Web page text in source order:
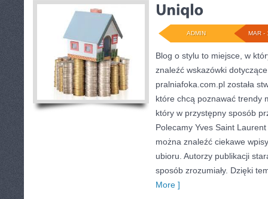
MAR -
ADMIN
Blog o stylu to miejsce, w
znaleźć wskazówki
pralniafoka.com.pl została
które chcą poznawać trendy
który w przystępny sposób
Polecamy Yves Saint
można znaleźć ciekawe
ubioru. Autorzy publikacji
sposób zrozumiały. Dzięki
More ]